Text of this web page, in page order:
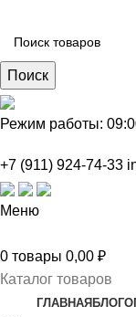
Поиск
Режим работы:
+7 (911) 924-74-33
Меню
0 товары 0,00 ₽
Каталог товаров
ГЛАВНАЯ БЛОГ